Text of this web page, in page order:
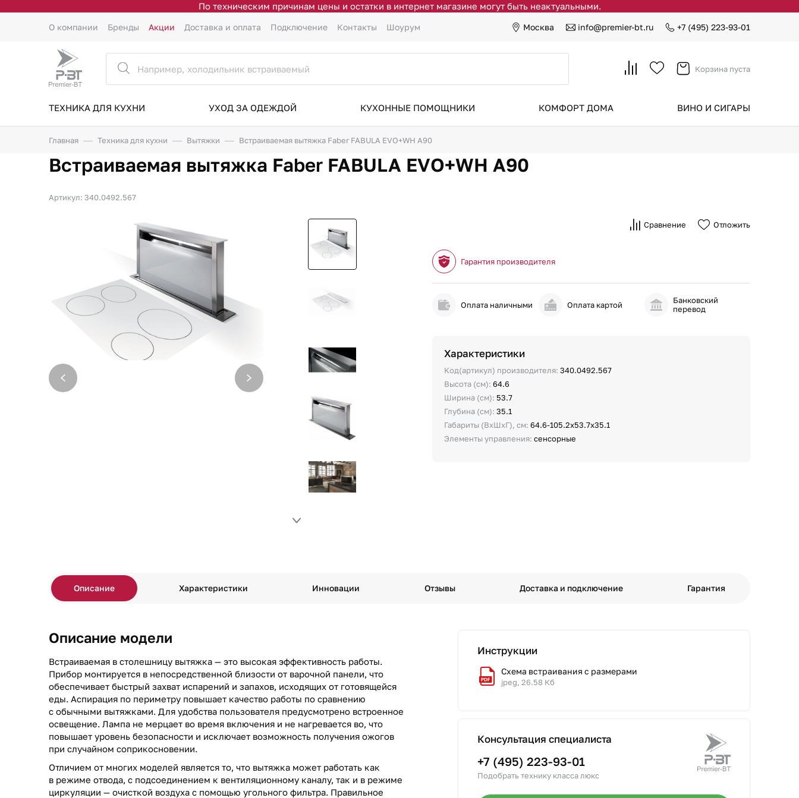
По техническим причинам цены и остатки в интернет магазине могут быть неактуальными.
О компании Бренды Акции Доставка и оплата Подключение Контакты Шоурум Москва info@premier-bt.ru +7 (495) 223-93-01
Корзина пуста
ТЕХНИКА ДЛЯ КУХНИ УХОД ЗА ОДЕЖДОЙ КУХОННЫЕ ПОМОЩНИКИ КОМФОРТ ДОМА ВИНО И СИГАРЫ
Главная Техника для кухни Вытяжки Встраиваемая вытяжка Faber FABULA EVO+WH A90
Встраиваемая вытяжка Faber FABULA EVO+WH A90
Артикул: 340.0492.567
Сравнение Отложить
Гарантия производителя
Оплата наличными Оплата картой
Банковский
перевод
Характеристики
Код(артикул) производителя:340.0492.567
Высота (см):64.6
Ширина (см): 53.7
Глубина (см):35.1
Габариты (ВхШхГ), см:64.6-105.2x53.7x35.1
Элементы управления:сенсорные
Описание Характеристики Инновации Отзывы Доставка и подключение Гарантия
Описание модели
Встраиваемая в столешницу вытяжка — это высокая эффективность работы.
Прибор монтируется в непосредственной близости от варочной панели, что
обеспечивает быстрый захват испарений и запахов, исходящих от готовящейся
еды. Аспирация по периметру повышает качество работы по сравнению
с обычными вытяжками. Для удобства пользователя предусмотрено встроенное
освещение. Лампа не мерцает во время включения и не нагревается во, что
повышает уровень безопасности и исключает возможность получения ожогов
при случайном соприкосновении.
Отличием от многих моделей является то, что вытяжка может работать как
в режиме отвода, с подсоединением к вентиляционному каналу, так и в режиме
циркуляции — очисткой воздуха с помощью угольного фильтра. Правильное
Инструкции
Схема встраивания с размерами
jpeg, 26.58 Кб
Консультация специалиста
+7 (495) 223-93-01
Подобрать технику класса люкс